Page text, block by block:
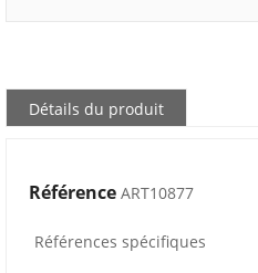
Détails du produit
Référence ART10877
Références spécifiques